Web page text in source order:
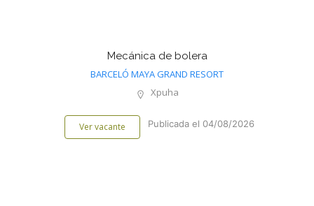
Mecánica de bolera
BARCELÓ MAYA GRAND RESORT
Xpuha
Ver vacante Publicada el 04/08/2026